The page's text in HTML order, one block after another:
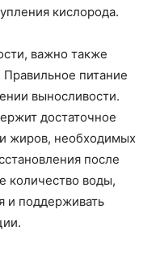
кислорода.
важно также
питание
выносливости.
достаточное
жиров, необходимых
после
количество воды,
и поддерживать